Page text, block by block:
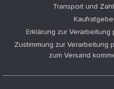
Transport und
Erklärung zur
Zustimmung zur
zum Versand